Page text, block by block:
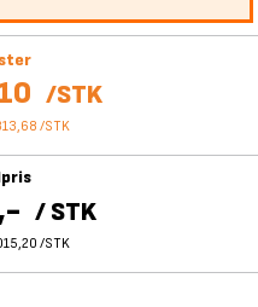
/STK
/STK
/STK
/STK